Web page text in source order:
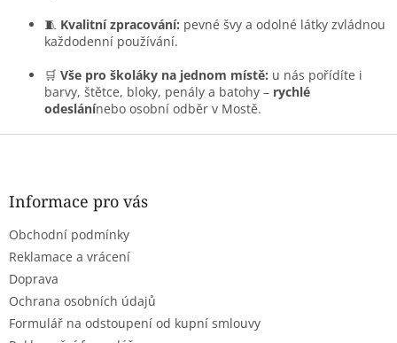
u
🧵 Kvalitní zpracování: pevné švy a odolné látky zvládnou
každodenní používání.
🛒 Vše pro školáky na jednom místě: u nás pořídíte i
barvy, štětce, bloky, penály a batohy – rychlé
odeslánínebo osobní odběr v Mostě.
Z
Informace pro vás
Obchodní podmínky
Reklamace a vrácení
Doprava
Ochrana osobních údajů
Formulář na odstoupení od kupní smlouvy